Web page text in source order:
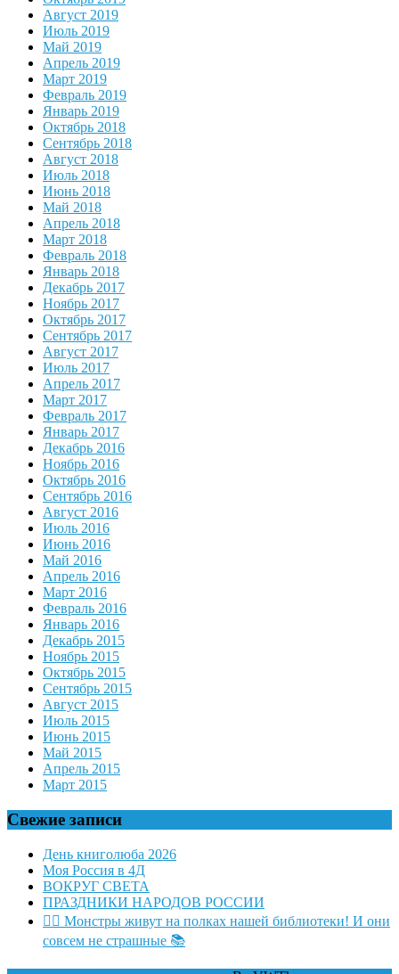
Август 2019
Июль 2019
Май 2019
Апрель 2019
Март 2019
Февраль 2019
Январь 2019
Октябрь 2018
Сентябрь 2018
Август 2018
Июль 2018
Июнь 2018
Май 2018
Апрель 2018
Март 2018
Февраль 2018
Январь 2018
Декабрь 2017
Ноябрь 2017
Октябрь 2017
Сентябрь 2017
Август 2017
Июль 2017
Апрель 2017
Март 2017
Февраль 2017
Январь 2017
Декабрь 2016
Ноябрь 2016
Октябрь 2016
Сентябрь 2016
Август 2016
Июль 2016
Июнь 2016
Май 2016
Апрель 2016
Март 2016
Февраль 2016
Январь 2016
Декабрь 2015
Ноябрь 2015
Октябрь 2015
Сентябрь 2015
Август 2015
Июль 2015
Июнь 2015
Май 2015
Апрель 2015
Март 2015
Свежие записи
День книголюба 2026
Моя Россия в 4Д
ВОКРУГ СВЕТА
ПРАЗДНИКИ НАРОДОВ РОССИИ
🧛‍♂ Монстры живут на полках нашей библиотеки! И они
совсем не страшные 📚